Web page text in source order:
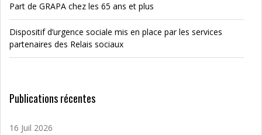
Part de GRAPA chez les 65 ans et plus
Dispositif d’urgence sociale mis en place par les services
partenaires des Relais sociaux
Publications récentes
16 Juil 2026